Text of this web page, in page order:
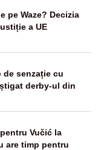
pe Waze? Decizia
a UE
senzație cu
derby-ul din
Vučić la
are timp pentru